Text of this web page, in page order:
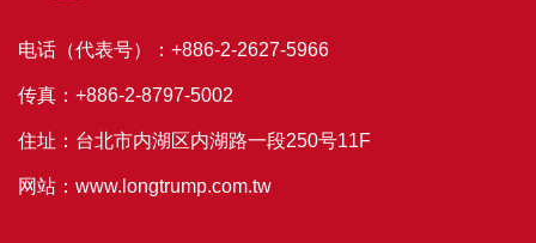
电话（代表号）：+886-2-2627-5966
传真：+886-2-8797-5002
住址：台北市内湖区内湖路一段250号11F
网站：www.longtrump.com.tw